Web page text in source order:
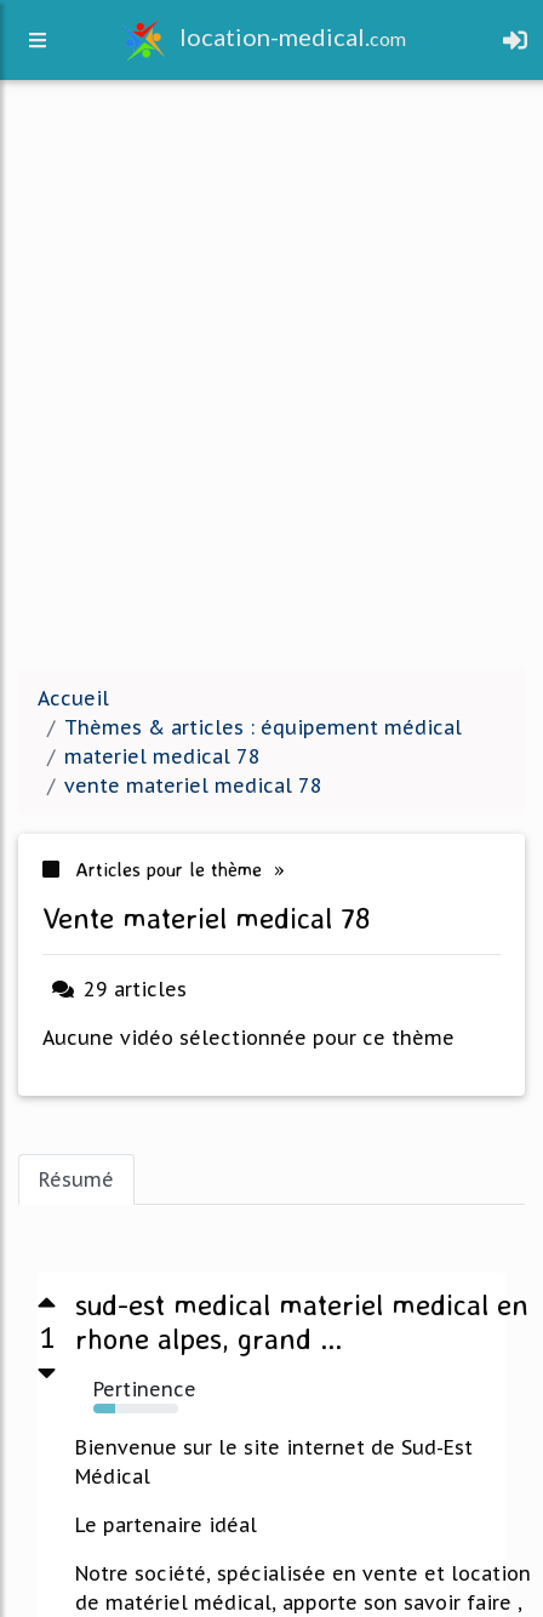
location-medical.com
Accueil
Thèmes & articles : équipement médical
materiel medical 78
vente materiel medical 78
Articles pour le thème »
vente materiel medical 78
29 articles
Aucune vidéo sélectionnée pour ce thème
Résumé
1
sud-est medical materiel medical en
rhone alpes, grand ...
Pertinence
26%
Bienvenue sur le site internet de Sud-Est
Médical
Le partenaire idéal
Notre société, spécialisée en vente et location
de matériel médical, apporte son savoir faire ,